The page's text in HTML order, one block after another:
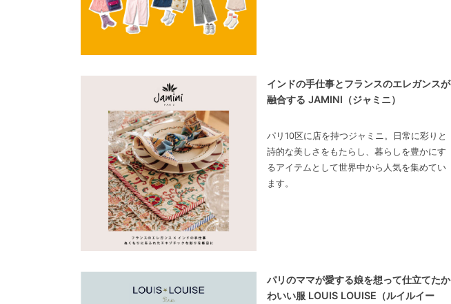
インドの手仕事とフランスのエレガンスが
融合する JAMINI（ジャミニ）
パリ10区に店を持つジャミニ。日常に彩りと
詩的な美しさをもたらし、暮らしを豊かにす
るアイテムとして世界中から人気を集めてい
ます。
パリのママが愛する娘を想って仕立てたか
わいい服 LOUIS LOUISE（ルイルイー